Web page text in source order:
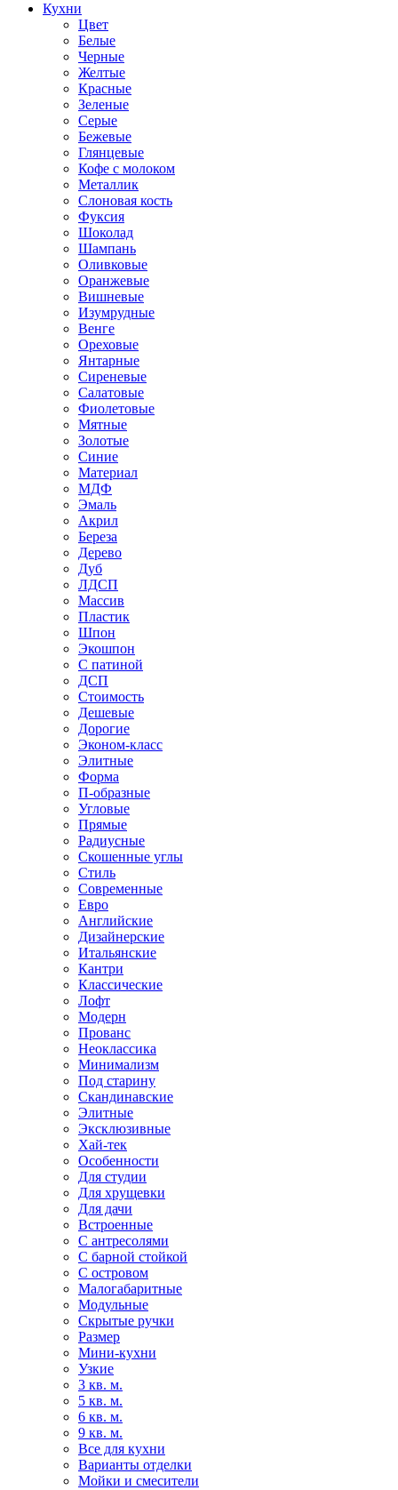
Кухни
Цвет
Белые
Черные
Желтые
Красные
Зеленые
Серые
Бежевые
Глянцевые
Кофе с молоком
Металлик
Слоновая кость
Фуксия
Шоколад
Шампань
Оливковые
Оранжевые
Вишневые
Изумрудные
Венге
Ореховые
Янтарные
Сиреневые
Салатовые
Фиолетовые
Мятные
Золотые
Синие
Материал
МДФ
Эмаль
Акрил
Береза
Дерево
Дуб
ЛДСП
Массив
Пластик
Шпон
Экошпон
С патиной
ДСП
Стоимость
Дешевые
Дорогие
Эконом-класс
Элитные
Форма
П-образные
Угловые
Прямые
Радиусные
Скошенные углы
Стиль
Современные
Евро
Английские
Дизайнерские
Итальянские
Кантри
Классические
Лофт
Модерн
Прованс
Неоклассика
Минимализм
Под старину
Скандинавские
Элитные
Эксклюзивные
Хай-тек
Особенности
Для студии
Для хрущевки
Для дачи
Встроенные
С антресолями
С барной стойкой
С островом
Малогабаритные
Модульные
Скрытые ручки
Размер
Мини-кухни
Узкие
3 кв. м.
5 кв. м.
6 кв. м.
9 кв. м.
Все для кухни
Варианты отделки
Мойки и смесители